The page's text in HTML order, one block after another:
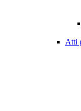
Atti